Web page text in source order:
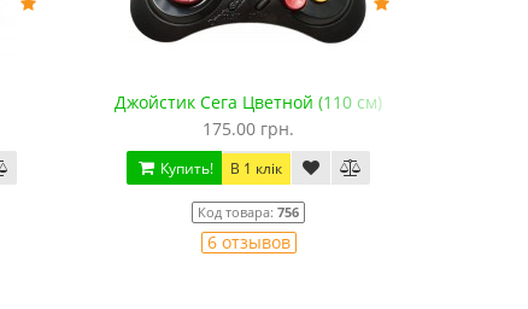
Джойстик Сега Цветной (110 см)
175.00 грн.
Купить! В 1 клік
Код товара: 756
6 отзывов